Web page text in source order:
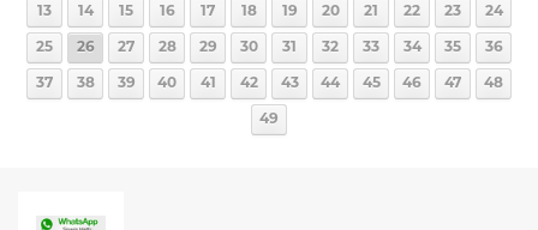
13 14 15 16 17 18 19 20 21 22 23 24
25 26 27 28 29 30 31 32 33 34 35 36
37 38 39 40 41 42 43 44 45 46 47 48
49